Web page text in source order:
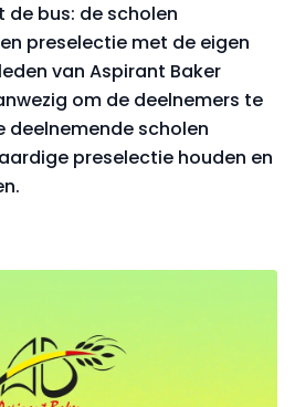
de bus: de scholen
preselectie met de eigen
van Aspirant Baker
om de deelnemers te
deelnemende scholen
preselectie houden en